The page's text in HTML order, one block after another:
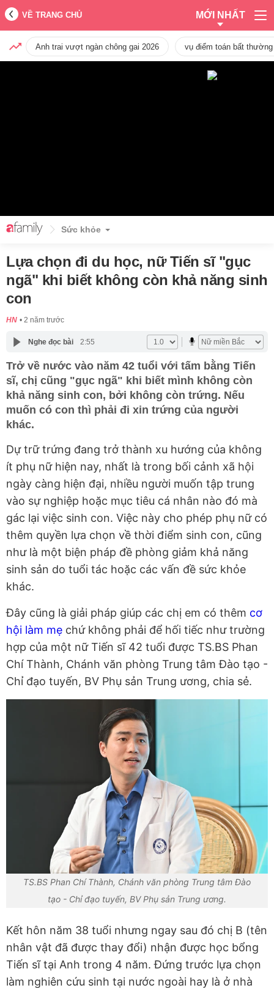
VỀ TRANG CHỦ MỚI NHẤT
Anh trai vượt ngàn chông gai 2026 vụ điểm toán bất
Sức khỏe
Lựa chọn đi du học, nữ Tiến sĩ "gục
ngã" khi biết không còn khả năng sinh
con
HN 2 năm trước
Nghe đọc bài 2:55
Trở về nước vào năm 42 tuổi với tấm bằng Tiến
sĩ, chị cũng "gục ngã" khi biết mình không còn
khả năng sinh con, bởi không còn trứng. Nếu
muốn có con thì phải đi xin trứng của người
khác.
Dự trữ trứng đang trở thành xu hướng của không
ít phụ nữ hiện nay, nhất là trong bối cảnh xã hội
ngày càng hiện đại, nhiều người muốn tập trung
vào sự nghiệp hoặc mục tiêu cá nhân nào đó mà
gác lại việc sinh con. Việc này cho phép phụ nữ có
thêm quyền lựa chọn về thời điểm sinh con, cũng
như là một biện pháp đề phòng giảm khả năng
sinh sản do tuổi tác hoặc các vấn đề sức khỏe
khác.
Đây cũng là giải pháp giúp các chị em có thêm cơ
hội làm mẹ chứ không phải để hối tiếc như trường
hợp của một nữ Tiến sĩ 42 tuổi được TS.BS Phan
Chí Thành, Chánh văn phòng Trung tâm Đào tạo -
Chỉ đạo tuyến, BV Phụ sản Trung ương, chia sẻ.
TS.BS Phan Chí Thành, Chánh văn phòng Trung tâm Đào
tạo - Chỉ đạo tuyến, BV Phụ sản Trung ương.
Kết hôn năm 38 tuổi nhưng ngay sau đó chị B (tên
nhân vật đã được thay đổi) nhận được học bổng
Tiến sĩ tại Anh trong 4 năm. Đứng trước lựa chọn
làm nghiên cứu sinh tại nước ngoài hay là ở nhà